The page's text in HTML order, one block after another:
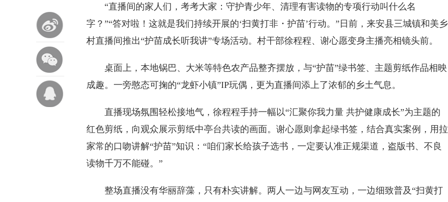
“直播间的家人们，考考大家：守护青少年、清理有害读物的专项行动叫什么名
字？”“答对啦！这就是我们持续开展的‘扫黄打非・护苗’行动。”日前，来安县三城镇和美乡
村直播间推出“护苗成长听我讲”专场活动。村干部徐程程、谢心愿变身主播亮相镜头前。
桌面上，本地锅巴、大米等特色农产品整齐摆放，与“护苗”绿书签、主题剪纸作品相映
成趣。一旁憨态可掬的“龙虾小镇”IP玩偶，更为直播间添上了浓郁的乡土气息。
直播现场氛围轻松接地气，徐程程手持一幅以“汇聚你我力量 共护健康成长”为主题的
红色剪纸，向观众展示剪纸中亭台共读的画面。谢心愿则拿起绿书签，结合真实案例，用拉
家常的口吻讲解“护苗”知识：“咱们家长给孩子选书，一定要认准正规渠道，盗版书、不良
读物千万不能碰。”
整场直播没有华丽辞藻，只有朴实讲解。两人一边与网友互动，一边细致普及“扫黄打